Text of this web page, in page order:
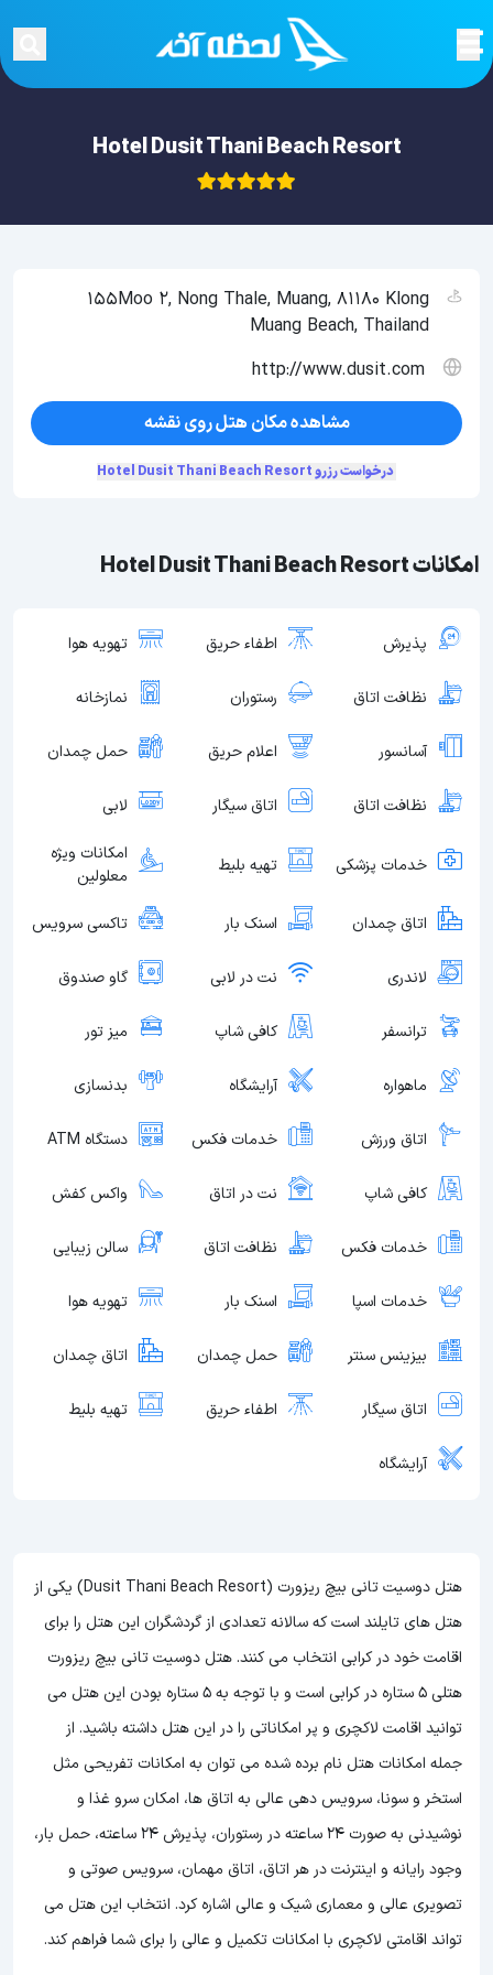
Hotel Dusit Thani Beach Resort
امکانات Hotel Dusit Thani Beach Resort
پذیرش اطفاء حریق تهویه هوا
نظافت اتاق رستوران نمازخانه
آسانسور اعلام حریق حمل چمدان
نظافت اتاق اتاق سیگار لابی
خدمات پزشکی تهیه بلیط
امکانات ویژه
معلولین
اتاق چمدان اسنک بار تاکسی سرویس
لاندری نت در لابی گاو صندوق
ترانسفر کافی شاپ میز تور
ماهواره آرایشگاه بدنسازی
اتاق ورزش خدمات فکس دستگاه ATM
کافی شاپ نت در اتاق واکس کفش
خدمات فکس نظافت اتاق سالن زیبایی
خدمات اسپا اسنک بار تهویه هوا
بیزینس سنتر حمل چمدان اتاق چمدان
اتاق سیگار اطفاء حریق تهیه بلیط
آرایشگاه
هتل دوسیت تانی بیچ ریزورت (Dusit Thani Beach Resort) یکی از
هتل های تایلند است که سالانه تعدادی از گردشگران این هتل را برای
اقامت خود در کرابی انتخاب می کنند. هتل دوسیت تانی بیچ ریزورت
هتلی 5 ستاره در کرابی است و با توجه به 5 ستاره بودن این هتل
می
توانید اقامت لاکچری و پر امکاناتی را در این هتل داشته باشید. از
جمله امکانات هتل نام برده شده می توان به امکانات تفریحی مثل
استخر و سونا، سرویس دهی عالی به اتاق ها، امکان سرو غذا و
نوشیدنی به صورت 24 ساعته در رستوران، پذیرش 24 ساعته، حمل بار،
وجود رایانه و اینترنت در هر اتاق، اتاق مهمان، سرویس صوتی و
تصویری عالی و معماری شیک و عالی اشاره کرد. انتخاب این هتل می
تواند اقامتی لاکچری با امکانات تکمیل و عالی را برای شما فراهم کند.
155Moo 2, Nong Thale, Muang, 81180 Klong
Muang Beach, Thailand
http://www.dusit.com
مشاهده مکان هتل روی نقشه
درخواست رزرو Hotel Dusit Thani Beach Resort